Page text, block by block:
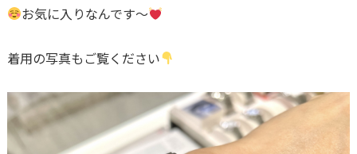
お気に入りなんです〜
着用の写真もご覧ください